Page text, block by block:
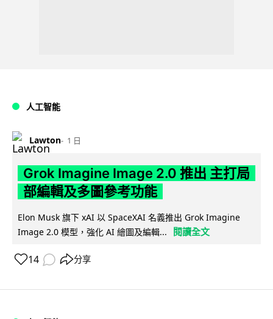
人工智能
Lawton 1 日
Grok Imagine Image 2.0 推出 主打局
部編輯及多圖參考功能
Elon Musk 旗下 xAI 以 SpaceXAI 名義推出 Grok Imagine
Image 2.0 模型，強化 AI 繪圖及編輯...
閱讀全文
14 分享